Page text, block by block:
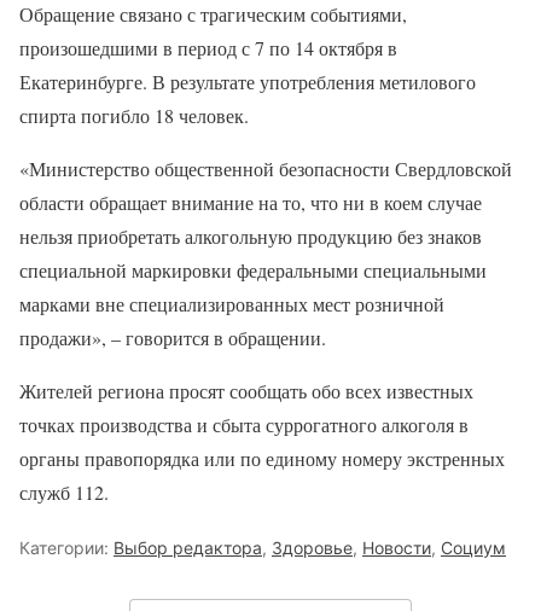
Обращение связано с трагическим событиями,
произошедшими в период с 7 по 14 октября в
Екатеринбурге. В результате употребления метилового
спирта погибло 18 человек.
«Министерство общественной безопасности Свердловской
области обращает внимание на то, что ни в коем случае
нельзя приобретать алкогольную продукцию без знаков
специальной маркировки федеральными специальными
марками вне специализированных мест розничной
продажи», – говорится в обращении.
Жителей региона просят сообщать обо всех известных
точках производства и сбыта суррогатного алкоголя в
органы правопорядка или по единому номеру экстренных
служб 112.
Категории: Выбор редактора, Здоровье, Новости, Социум